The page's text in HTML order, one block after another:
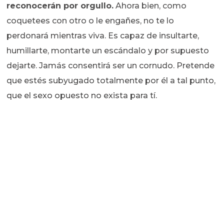
reconocerán por orgullo. Ahora bien, como
coquetees con otro o le engañes, no te lo
perdonará mientras viva. Es capaz de insultarte,
humillarte, montarte un escándalo y por supuesto
dejarte. Jamás consentirá ser un cornudo. Pretende
que estés subyugado totalmente por él a tal punto,
que el sexo opuesto no exista para tí.